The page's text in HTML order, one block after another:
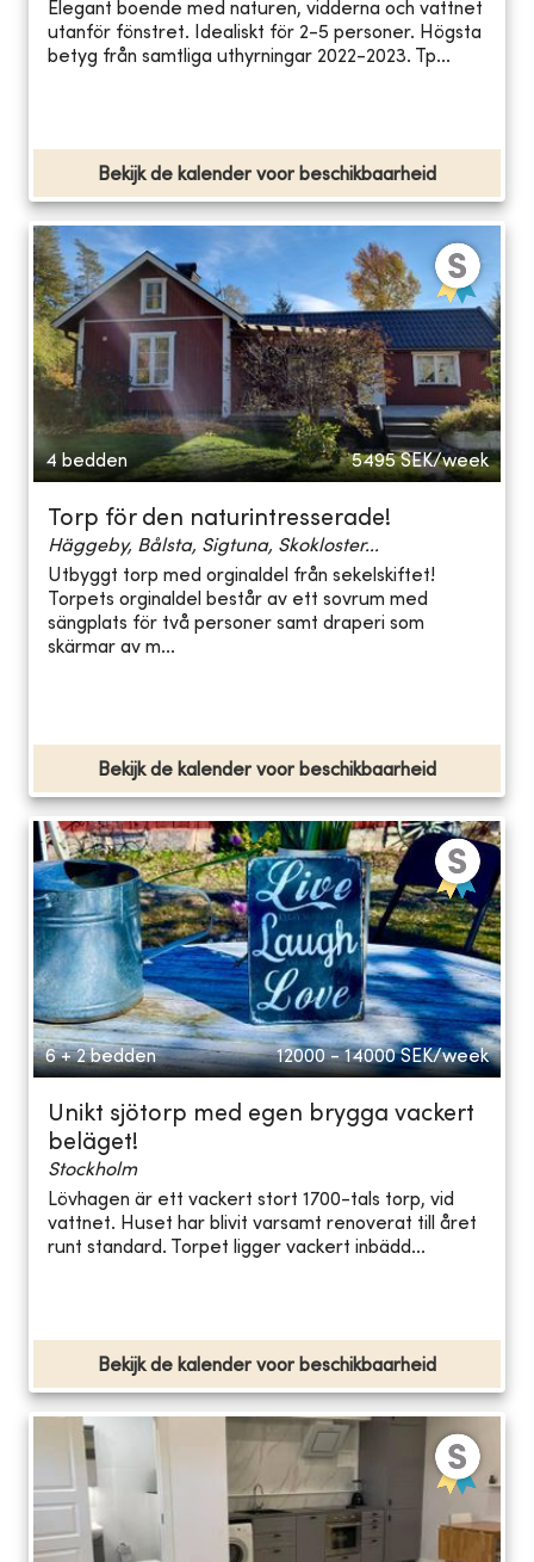
Elegant boende med naturen, vidderna och vattnet
utanför fönstret. Idealiskt för 2-5 personer. Högsta
betyg från samtliga uthyrningar 2022-2023. Tp...
Bekijk de kalender voor beschikbaarheid
4 bedden 5495 SEK/week
Torp för den naturintresserade!
Häggeby, Bålsta, Sigtuna, Skokloster...
Utbyggt torp med orginaldel från sekelskiftet!
Torpets orginaldel består av ett sovrum med
sängplats för två personer samt draperi som
skärmar av m...
Bekijk de kalender voor beschikbaarheid
6 + 2 bedden 12000 - 14000 SEK/week
Unikt sjötorp med egen brygga vackert
beläget!
Stockholm
Lövhagen är ett vackert stort 1700-tals torp, vid
vattnet. Huset har blivit varsamt renoverat till året
runt standard. Torpet ligger vackert inbädd...
Bekijk de kalender voor beschikbaarheid